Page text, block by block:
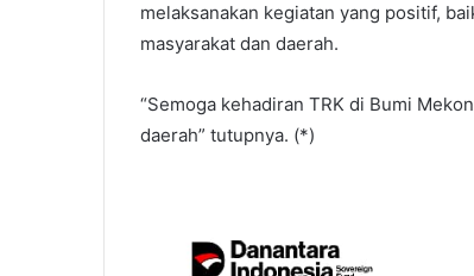
melaksanakan kegiatan yang positif,
masyarakat dan daerah.
“Semoga kehadiran TRK di Bumi
daerah” tutupnya. (*)